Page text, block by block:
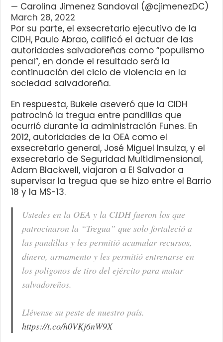
— Carolina Jimenez Sandoval (@cjimenezDC)
March 28, 2022
Por su parte, el exsecretario ejecutivo de la
CIDH, Paulo Abrao, calificó el actuar de las
autoridades salvadoreñas como “populismo
penal”, en donde el resultado será la
continuación del ciclo de violencia en la
sociedad salvadoreña.
En respuesta, Bukele aseveró que la CIDH
patrocinó la tregua entre pandillas que
ocurrió durante la administración Funes. En
2012, autoridades de la OEA como el
exsecretario general, José Miguel Insulza, y el
exsecretario de Seguridad Multidimensional,
Adam Blackwell, viajaron a El Salvador a
supervisar la tregua que se hizo entre el Barrio
18 y la MS-13.
Ustedes en la OEA y la CIDH fueron los que
patrocinaron la “Tregua” que solo fortaleció a
las pandillas y les permitió acumular recursos,
dinero, armamento y les permitió entrenarse en
los polígonos de tiro del ejército para matar
salvadoreños.
Llévense su peste de nuestro país.
https://t.co/h0VKj6nW9X